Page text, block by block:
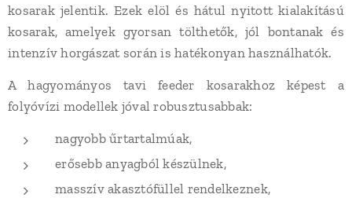
kosarak jelentik. Ezek elöl és hátul nyitott kialakítású
kosarak, amelyek gyorsan tölthetők, jól bontanak és
intenzív horgászat során is hatékonyan használhatók.
A hagyományos tavi feeder kosarakhoz képest a
folyóvízi modellek jóval robusztusabbak:
nagyobb űrtartalmúak,
erősebb anyagból készülnek,
masszív akasztófüllel rendelkeznek,